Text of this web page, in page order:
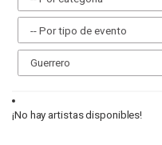
¡No hay artistas disponibles!